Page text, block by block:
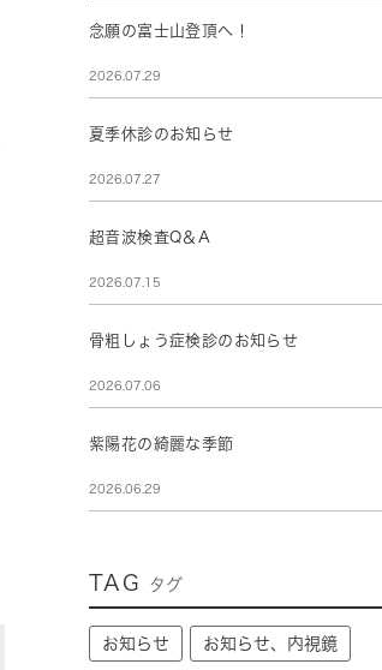
念願の富士山登頂へ！
2026.07.29
夏季休診のお知らせ
2026.07.27
超音波検査Q＆A
2026.07.15
骨粗しょう症検診のお知らせ
2026.07.06
紫陽花の綺麗な季節
2026.06.29
TAG タグ
お知らせ お知らせ、内視鏡